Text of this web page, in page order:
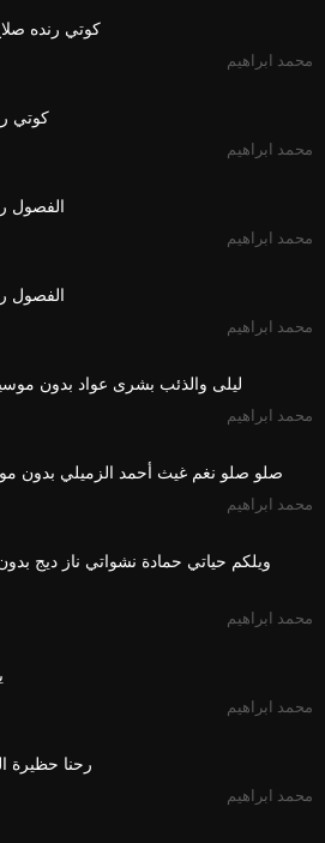
كوتي رنده
محمد ابراهيم
كوتي
محمد ابراهيم
الفصول
محمد ابراهيم
الفصول
محمد ابراهيم
ليلى والذئب بشرى عواد بدون
محمد ابراهيم
صلو صلو نغم غيث أحمد الزميلي بدون
محمد ابراهيم
ويلكم حياتي حمادة نشواتي ناز ديج
محمد ابراهيم
محمد ابراهيم
رحنا حظيرة
محمد ابراهيم